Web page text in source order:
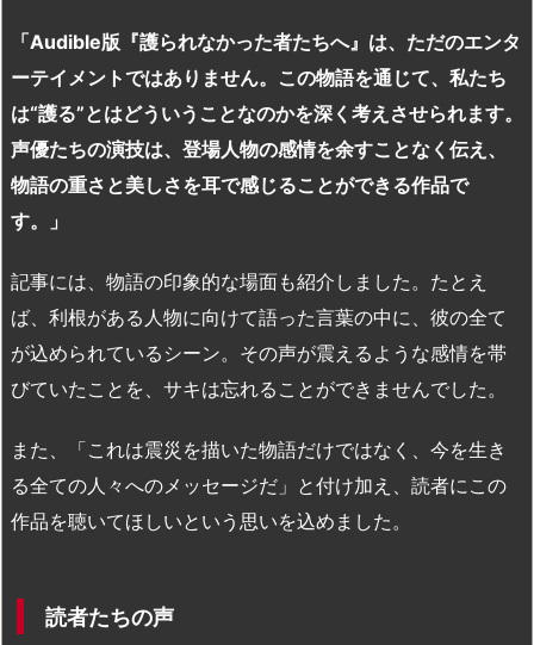
「Audible版『護られなかった者たちへ』は、ただのエンタ
ーテイメントではありません。この物語を通じて、私たち
は“護る”とはどういうことなのかを深く考えさせられます。
声優たちの演技は、登場人物の感情を余すことなく伝え、
物語の重さと美しさを耳で感じることができる作品で
す。」
記事には、物語の印象的な場面も紹介しました。たとえ
ば、利根がある人物に向けて語った言葉の中に、彼の全て
が込められているシーン。その声が震えるような感情を帯
びていたことを、サキは忘れることができませんでした。
また、「これは震災を描いた物語だけではなく、今を生き
る全ての人々へのメッセージだ」と付け加え、読者にこの
作品を聴いてほしいという思いを込めました。
読者たちの声